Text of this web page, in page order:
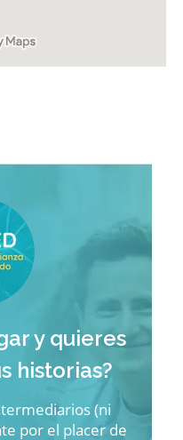
y quieres
historias?
(ni
por el placer de